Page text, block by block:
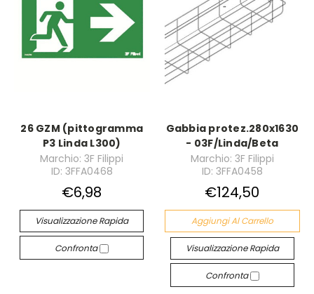
26 GZM (pittogramma
P3 Linda L300)
Marchio: 3F Filippi
ID: 3FFA0468
€6,98
Visualizzazione Rapida
Confronta
Gabbia protez.280x1630
- 03F/Linda/Beta
Marchio: 3F Filippi
ID: 3FFA0458
€124,50
Aggiungi Al Carrello
Visualizzazione Rapida
Confronta